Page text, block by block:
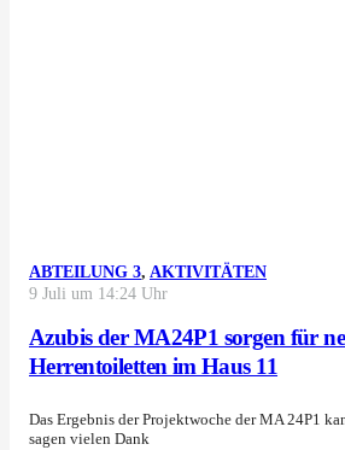
ABTEILUNG 3, AKTIVITÄTEN
9 Juli um 14:24 Uhr
Azubis der MA24P1 sorgen für
Herrentoiletten im Haus 11
Das Ergebnis der Projektwoche der MA 24P1
sagen vielen Dank